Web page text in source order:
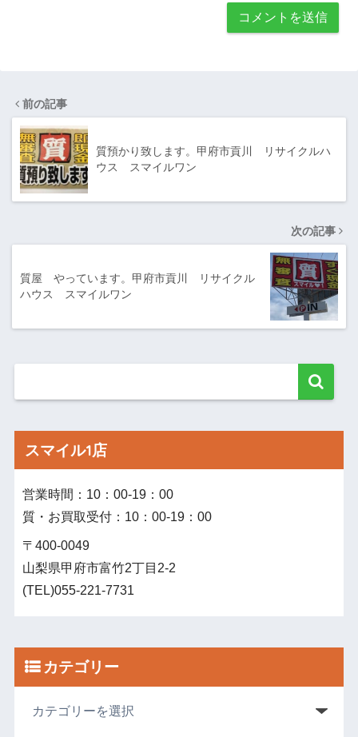
前の記事
質預かり致します。甲府市貢川 リサイクルハ
ウス スマイルワン
次の記事
質屋 やっています。甲府市貢川 リサイクル
ハウス スマイルワン
スマイル1店
営業時間：10：00‐19：00
質・お買取受付：10：00‐19：00
〒400-0049
山梨県甲府市富竹2丁目2-2
(TEL)055-221-7731
カテゴリー